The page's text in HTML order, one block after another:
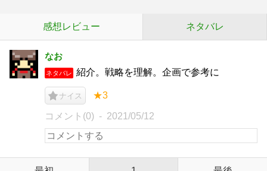
感想レビュー ネタバレ
なお
ネタバレ 紹介。戦略を理解。企画で参考に
ナイス ★3
コメント(0) 2021/05/12